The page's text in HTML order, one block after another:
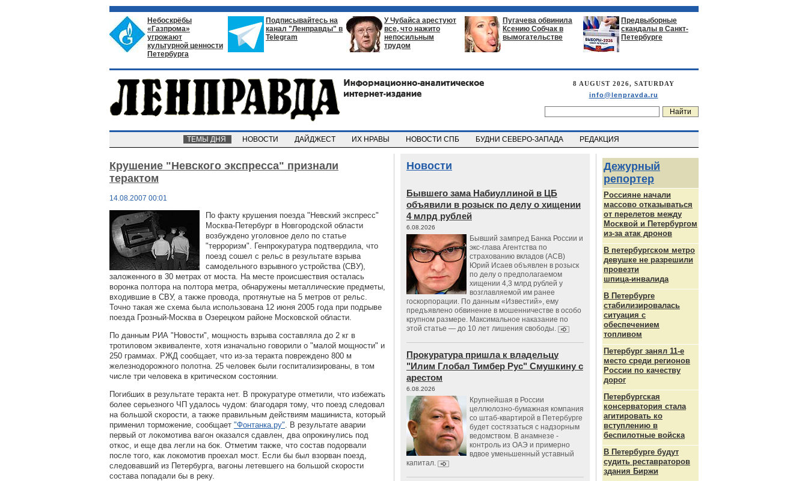
Небоскрёбы
«Газпрома»
угрожают
культурной ценности
Петербурга
Подписывайтесь на
канал "Ленправды" в
Telegram
У Чубайса арестуют
все, что нажито
непосильным
трудом
Пугачева обвинила
Ксению Собчак в
вымогательстве
Предвыборные
скандалы в Санкт-
Петербурге
8 AUGUST 2026, SATURDAY
info@lenpravda.ru
ТЕМЫ ДНЯ НОВОСТИ ДАЙДЖЕСТ ИХ НРАВЫ НОВОСТИ СПБ БУДНИ СЕВЕРО-ЗАПАДА РЕДАКЦИЯ
Крушение "Невского экспресса" признали
терактом
14.08.2007 00:01
По факту крушения поезда "Невский экспресс"
Москва-Петербург в Новгородской области
возбуждено уголовное дело по статье
"терроризм". Генпрокуратура подтвердила, что
поезд сошел с рельс в результате взрыва
самодельного взрывного устройства (СВУ),
заложенного в 30 метрах от моста. На месте происшествия осталась
воронка полтора на полтора метра, обнаружены металлические предметы,
входившие в СВУ, а также провода, протянутые на 5 метров от рельс.
Точно такая же схема была использована 12 июня 2005 года при подрыве
поезда Грозный-Москва в Озерецком районе Московской области.
По данным РИА "Новости", мощность взрыва составляла до 2 кг в
тротиловом эквиваленте, хотя изначально говорили о "малой мощности" и
250 граммах. РЖД сообщает, что из-за теракта повреждено 800 м
железнодорожного полотна. 25 человек были госпитализированы, в том
числе три человека в критическом состоянии.
Погибших в результате теракта нет. В прокуратуре отметили, что избежать
более серьезного ЧП удалось чудом: благодаря тому, что поезд следовал
на большой скорости, а также правильным действиям машиниста, который
применил торможение, сообщает "Фонтанка.ру". В результате аварии
первый от локомотива вагон оказался сдавлен, два опрокинулись под
откос, и еще два легли на бок. Отметим также, что состав подорвали
после того, как локомотив проехал мост. Если бы был взорван поезд,
следовавший из Петербурга, вагоны летевшего на большой скорости
состава попадали бы в реку.
Новости
Бывшего зама Набиуллиной в ЦБ
объявили в розыск по делу о хищении
4 млрд рублей
6.08.2026
Бывший зампред Банка России и
экс-глава Агентства по
страхованию вкладов (АСВ)
Юрий Исаев объявлен в розыск
по делу о предполагаемом
хищении 4,3 млрд рублей у
возглавляемой им ранее
госкорпорации. По данным «Известий», ему
предъявлено обвинение в мошенничестве в особо
крупном размере. Максимальное наказание по
этой статье — до 10 лет лишения свободы.
Прокуратура пришла к владельцу
"Илим Глобал Тимбер Рус" Смушкину с
арестом
6.08.2026
Крупнейшая в России
целлюлозно-бумажная компания
со штаб-квартирой в Петербурге
будет состязаться с надзорным
ведомством. В анамнезе -
контроль из ОАЭ и примерно
вдвое уменьшенный уставный
капитал.
Дежурный
репортер
Россияне начали
массово отказываться
от перелетов между
Москвой и Петербургом
из-за атак дронов
В петербургском метро
девушке не разрешили
провезти
шпица‑инвалида
В Петербурге
стабилизировалась
ситуация с
обеспечением
топливом
Петербург занял 11-е
место среди регионов
России по качеству
дорог
Петербургская
консерватория стала
агитировать ко
вступлению в
беспилотные войска
В Петербурге будут
судить реставраторов
здания Биржи